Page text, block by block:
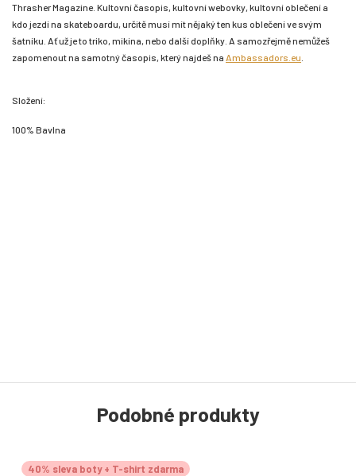
Thrasher Magazine. Kultovní časopis, kultovní webovky, kultovní oblečení a
kdo jezdí na skateboardu, určitě musí mít nějaký ten kus oblečení ve svým
šatníku. Ať už je to triko, mikina, nebo další doplňky. A samozřejmě nemůžeš
zapomenout na samotný časopis, který najdeš na Ambassadors.eu
Složení:
100% Bavlna
Podobné produkty
40% sleva boty + T-shirt zdarma